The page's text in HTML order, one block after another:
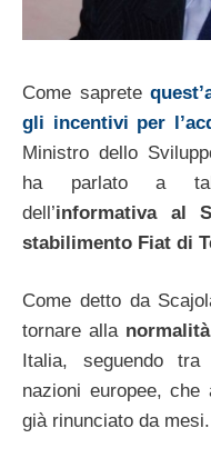
Come saprete
gli incentivi per
Ministro dello
ha parlato a
dell’informativa al
stabilimento Fiat di
Come detto da
tornare alla
Italia, seguendo tra
nazioni europee,
già rinunciato da mesi.